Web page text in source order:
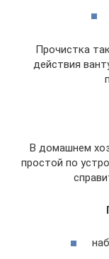
Прочистка
действия
В домашнем
простой по